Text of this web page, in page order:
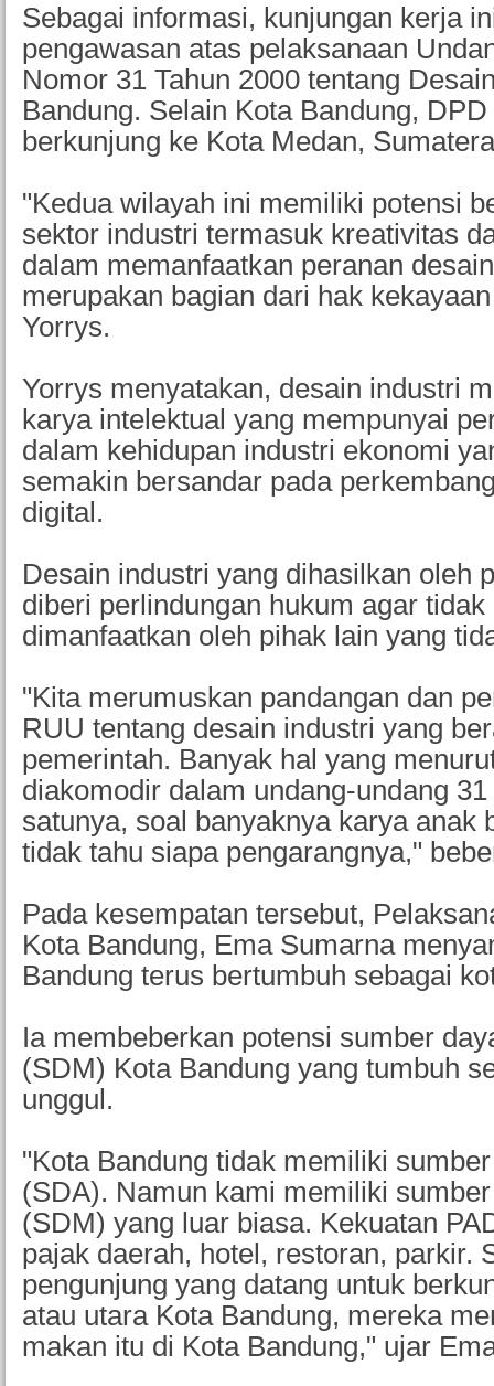
Sebagai informasi, kunjungan kerja
pengawasan atas pelaksanaan
Nomor 31 Tahun 2000 tentang
Bandung. Selain Kota Bandung,
berkunjung ke Kota Medan,
"Kedua wilayah ini memiliki potensi
sektor industri termasuk kreativitas
dalam memanfaatkan peranan
merupakan bagian dari hak
Yorrys.
Yorrys menyatakan, desain industri
karya intelektual yang mempunyai
dalam kehidupan industri ekonomi
semakin bersandar pada
digital.
Desain industri yang dihasilkan oleh
diberi perlindungan hukum agar tidak
dimanfaatkan oleh pihak lain yang
"Kita merumuskan pandangan dan
RUU tentang desain industri yang
pemerintah. Banyak hal yang
diakomodir dalam undang-undang
satunya, soal banyaknya karya anak
tidak tahu siapa pengarangnya,"
Pada kesempatan tersebut,
Kota Bandung, Ema Sumarna
Bandung terus bertumbuh sebagai
Ia membeberkan potensi sumber
(SDM) Kota Bandung yang tumbuh
unggul.
"Kota Bandung tidak memiliki
(SDA). Namun kami memiliki
(SDM) yang luar biasa. Kekuatan
pajak daerah, hotel, restoran, parkir.
pengunjung yang datang untuk
atau utara Kota Bandung, mereka
makan itu di Kota Bandung," ujar